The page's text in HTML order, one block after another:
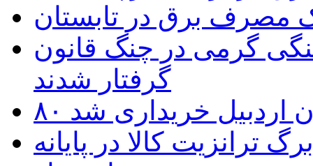
مصرف برق در تابستان
گرمی در چنگ قانون
گرفتار شدند
اردبیل خریداری شد
کالا در پایانه